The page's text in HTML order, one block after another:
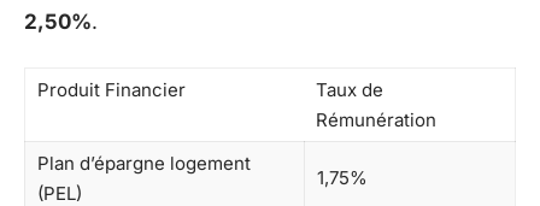
2,50%.
Produit Financier
Taux de
Rémunération
Plan d’épargne logement
(PEL)
1,75%